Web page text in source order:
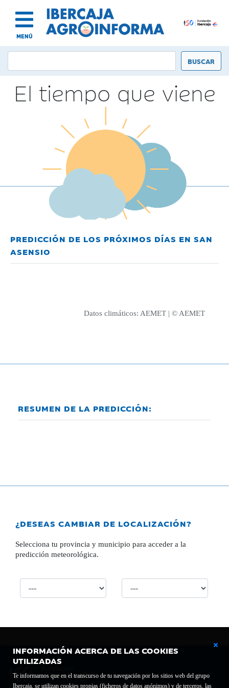
MENÚ
INFORMACIÓN ACERCA DE LAS COOKIES
UTILIZADAS
Te informamos que en el transcurso de tu navegación por los sitios web del grupo
Ibercaja, se utilizan cookies propias (ficheros de datos anónimos) y de terceros, las
El tiempo que viene
PREDICCIÓN DE LOS PRÓXIMOS DÍAS EN SAN
ASENSIO
Datos climáticos: AEMET | © AEMET
RESUMEN DE LA PREDICCIÓN:
¿DESEAS CAMBIAR DE LOCALIZACIÓN?
Selecciona tu provincia y municipio para acceder a la
predicción meteorológica.